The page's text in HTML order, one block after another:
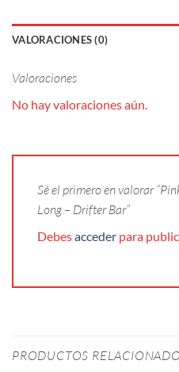
VALORACIONES (0)
Valoraciones
No hay valoraciones aún.
Sé el primero en valorar
Long – Drifter Bar”
Debesacceder para
PRODUCTOS